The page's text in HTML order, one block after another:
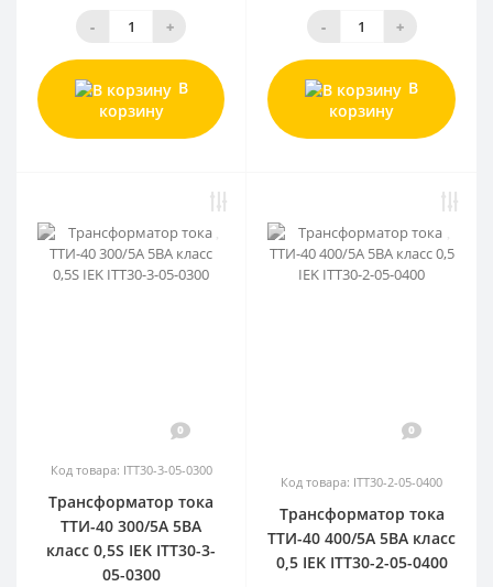
- +
В
корзину
- +
В
корзину
0
Код товара: ITT30-3-05-0300
Трансформатор тока
ТТИ-40 300/5А 5ВА
класс 0,5S IEK ITT30-3-
05-0300
0
Код товара: ITT30-2-05-0400
Трансформатор тока
ТТИ-40 400/5А 5ВА класс
0,5 IEK ITT30-2-05-0400